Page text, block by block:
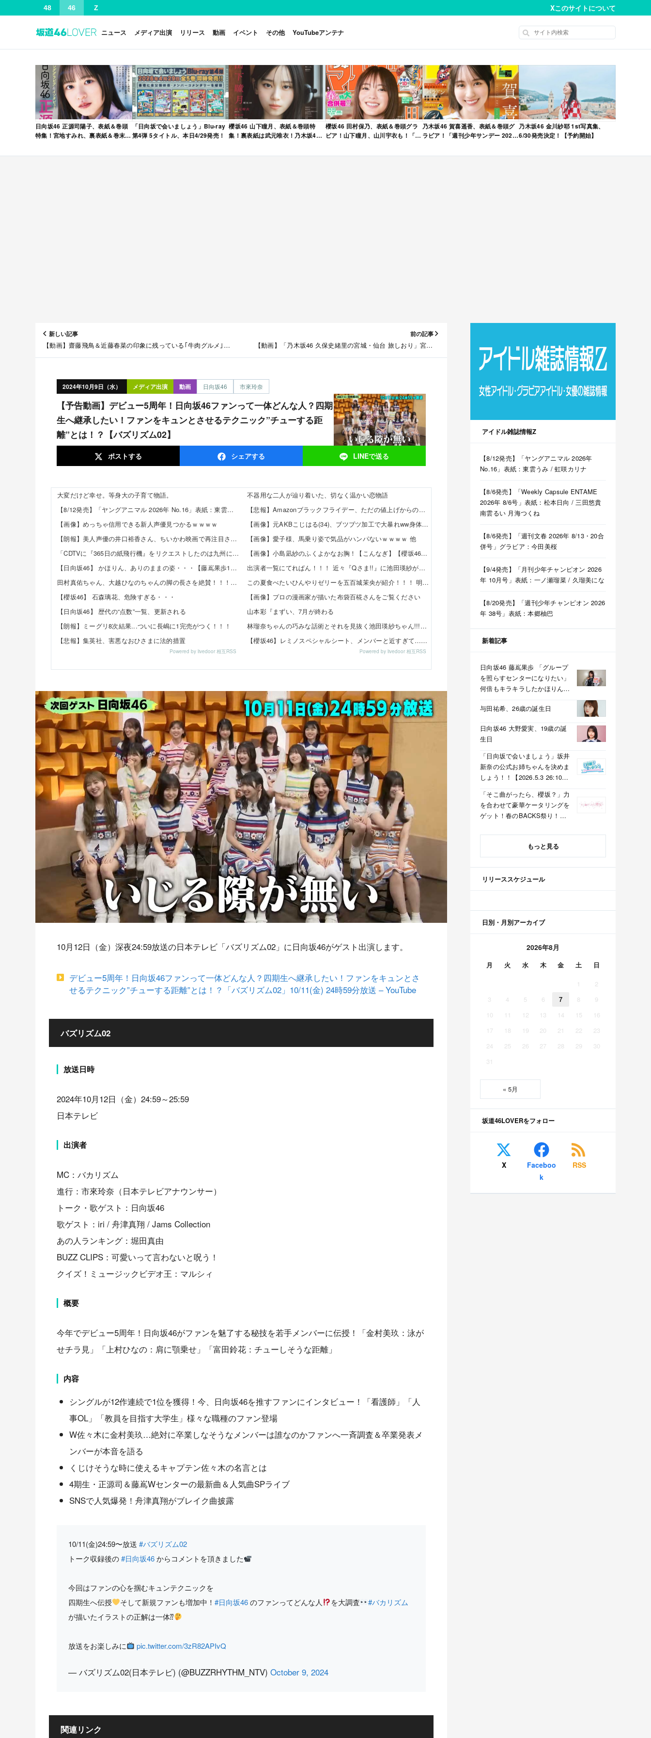
48 46 Z Xこのサイトについて
ニュース メディア出演 リリース 動画 イベント その他 YouTubeアンテナ
日向坂46 正源司陽子、表紙＆巻頭
特集！宮地すみれ、裏表紙＆巻末特
VOL.12」本日4/30発売！
「日向坂で会いましょう」Blu-ray
第4弾 5タイトル、本日4/29発売！
櫻坂46 山下瞳月、表紙＆巻頭特
集！裏表紙は武元唯衣！乃木坂46
6月号」本日4/28発売！
櫻坂46 田村保乃、表紙＆巻頭グラ
ビア！山下瞳月、山川宇衣も！「週
合併号」本日4/28発売！
乃木坂46 賀喜遥香、表紙＆巻頭グ
ラビア！「週刊少年サンデー 2026
売！
乃木坂46 金川紗耶 1st写真集、
6/30発売決定！【予約開始】
新しい記事
【動画】齋藤飛鳥＆近藤春菜の印象に残っている｢牛肉グルメ｣
前の記事
【動画】「乃木坂46 久保史緒里の宮城・仙台 旅しおり」宮城蔵
2024年10月9日（水） メディア出演 動画 日向坂46 市來玲奈
【予告動画】デビュー5周年！日向坂46ファンって一体どんな人？四期
生へ継承したい！ファンをキュンとさせるテクニック”チューする距
離”とは！？【バズリズム02】
ポストする シェアする LINEで送る
大変だけど幸せ。等身大の子育て物語。
【8/12発売】「ヤングアニマル 2026年 No.16」表紙：東雲うみ / 虹咲カリナ
【画像】めっちゃ信用できる新人声優見つかるｗｗｗｗ
【朗報】美人声優の井口裕香さん、ちいかわ映画で再注目されるｗｗｗｗ
「CDTVに『365日の紙飛行機』をリクエストしたのは九州に住む中学生」←この事実って結構デカいよな【AKB48】
【日向坂46】 かほりん、ありのままの姿・・・【藤嶌果歩1st写真集】
田村真佑ちゃん、大越ひなのちゃんの脚の長さを絶賛！！！【乃木坂46】
【櫻坂46】 石森璃花、危険すぎる・・・
【日向坂46】 歴代の“点数”一覧、更新される
【朗報】ミーグリ8次結果...ついに長嶋に1完売がつく！！！
【悲報】集英社、害悪なおひさまに法的措置
Powered by livedoor 相互RSS
不器用な二人が辿り着いた、切なく温かい恋物語
【悲報】Amazonブラックフライデー、ただの値上げからの値下げセールだったｗｗｗ 他
【画像】元AKBこじはる(34)、ブツブツ加工で大暴れww身体はめっちゃいいのにな・・・ 他
【画像】愛子様、馬乗り姿で気品がハンパないｗｗｗｗ 他
【画像】小島凪紗のふくよかなお胸！【こんなぎ】【櫻坂46】 他
出演者一覧にてれぱん！！！ 近々『Qさま!!』に池田瑛紗が出演する模様！【乃木坂46】
この夏食べたいひんやりゼリーを五百城茉央が紹介！！！ 明日7日の『めざましテレビ』見逃すな！【乃木坂46】
【画像】プロの漫画家が描いた布袋百椛さんをご覧ください
山本彩『まずい、7月が終わる
林瑠奈ちゃんの巧みな話術とそれを見抜く池田瑛紗ちゃん!!!【乃木坂46】
【櫻坂46】レミノスペシャルシート、メンバーと近すぎて…【全国ツアー2026】
Powered by livedoor 相互RSS
10月12日（金）深夜24:59放送の日本テレビ「バズリズム02」に日向坂46がゲスト出演します。
デビュー5周年！日向坂46ファンって一体どんな人？四期生へ継承したい！ファンをキュンとさ
せるテクニック”チューする距離”とは！？「バズリズム02」10/11(金) 24時59分放送 – YouTube
バズリズム02
放送日時
2024年10月12日（金）24:59～25:59
日本テレビ
出演者
MC：バカリズム
進行：市來玲奈（日本テレビアナウンサー）
トーク・歌ゲスト：日向坂46
歌ゲスト：iri / 舟津真翔 / Jams Collection
あの人ランキング：堀田真由
BUZZ CLIPS：可愛いって言わないと呪う！
クイズ！ミュージックビデオ王：マルシィ
概要
今年でデビュー5周年！日向坂46がファンを魅了する秘技を若手メンバーに伝授！「金村美玖：泳が
せチラ見」「上村ひなの：肩に顎乗せ」「富田鈴花：チューしそうな距離」
内容
シングルが12作連続で1位を獲得！今、日向坂46を推すファンにインタビュー！「看護師」「人
事OL」「教員を目指す大学生」様々な職種のファン登場
W佐々木に金村美玖…絶対に卒業しなそうなメンバーは誰なのかファンへ一斉調査＆卒業発表メ
ンバーが本音を語る
くじけそうな時に使えるキャプテン佐々木の名言とは
4期生・正源司＆藤嶌Wセンターの最新曲＆人気曲SPライブ
SNSで人気爆発！舟津真翔がブレイク曲披露
10/11(金)24:59〜放送 #バズリズム02
トーク収録後の#日向坂46からコメントを頂きました
今回はファンの心を掴むキュンテクニックを
四期生へ伝授
そして新規ファンも増加中！#日向坂46のファンってどんな人 を大調査
#バカリズム
が描いたイラストの正解は一体⁇
放送をお楽しみに pic.twitter.com/3zR82APIvQ
— バズリズム02(日本テレビ) (@BUZZRHYTHM_NTV) October 9, 2024
関連リンク
アイドル雑誌情報Z
【8/12発売】「ヤングアニマル 2026年
No.16」表紙：東雲うみ / 虹咲カリナ
【8/6発売】「Weekly Capsule ENTAME
2026年 8/6号」表紙：松本日向 / 三田悠貴
南雲るい 月海つくね
【8/6発売】「週刊文春 2026年 8/13・20合
併号」グラビア：今田美桜
【9/4発売】「月刊少年チャンピオン 2026
年 10月号」表紙：一ノ瀬瑠菜 / 久瑠美にな
【8/20発売】「週刊少年チャンピオン 2026
年 38号」表紙：本郷柚巴
新着記事
日向坂46 藤嶌果歩 「グループ
を照らすセンターになりたい」
何倍もキラキラしたかほりんが
与田祐希、26歳の誕生日
日向坂46 大野愛実、19歳の誕
生日
「日向坂で会いましょう」坂井
新奈の公式お姉ちゃんを決めま
しょう！！【2026.5.3 26:10〜
「そこ曲がったら、櫻坂？」力
を合わせて豪華ケータリングを
ゲット！春のBACKS祭り！
京】
もっと見る
リリーススケジュール
日別・月別アーカイブ
2026年8月
月 火 水 木 金 土 日
1
2
3
4 5 6 7 8
9
10
11 12 13 14 15
16
17
18 19 20 21 22
23
24
25 26 27 28 29
30
31
« 5月
坂道46LOVERをフォロー
X
Faceboo
k
RSS